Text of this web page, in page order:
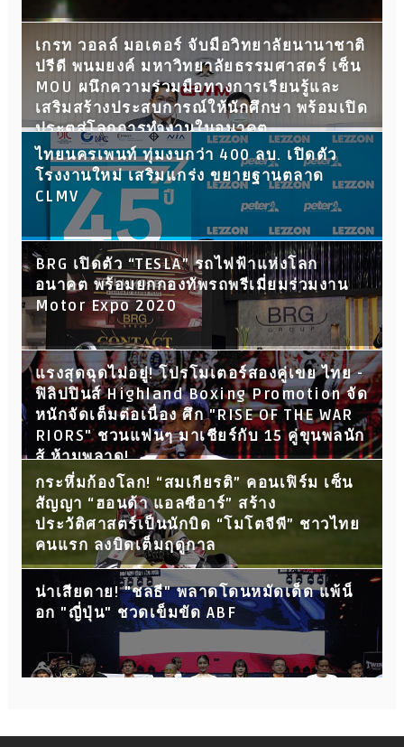
เกรท วอลล์ มอเตอร์ จับมือวิทยาลัยนานาชาติ
ปรีดี พนมยงค์ มหาวิทยาลัยธรรมศาสตร์ เซ็น
MOU ผนึกความร่วมมือทางการเรียนรู้และ
เสริมสร้างประสบการณ์ให้นักศึกษา พร้อมเปิด
ประตูสู่โลกการทำงานในอนาคต
ไทยนครเพนท์ ทุ่มงบกว่า 400 ลบ. เปิดตัว
โรงงานใหม่ เสริมแกร่ง ขยายฐานตลาด
CLMV
BRG เปิดตัว “TESLA” รถไฟฟ้าแห่งโลก
อนาคต พร้อมยกกองทัพรถพรีเมี่ยมร่วมงาน
Motor Expo 2020
แรงสุดฉุดไม่อยู่! โปรโมเตอร์สองคู่เขย ไทย -
ฟิลิปปินส์ Highland Boxing Promotion จัด
หนักจัดเต็มต่อเนื่อง ศึก "RISE OF THE WAR
RIORS" ชวนแฟนๆ มาเชียร์กับ 15 คู่ขุนพลนัก
สู้ ห้ามพลาด!
กระหึ่มก้องโลก! “สมเกียรติ” คอนเฟิร์ม เซ็น
สัญญา “ฮอนด้า แอลซีอาร์” สร้าง
ประวัติศาสตร์เป็นนักบิด “โมโตจีพี” ชาวไทย
คนแรก ลงบิดเต็มฤดูกาล
น่าเสียดาย! "ชลธี" พลาดโดนหมัดเด็ด แพ้น็
อก "ญี่ปุ่น" ชวดเข็มขัด ABF